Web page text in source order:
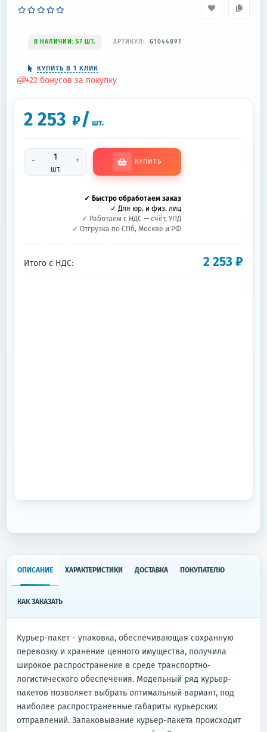
В НАЛИЧИИ: 57 ШТ. АРТИКУЛ: G1044891
КУПИТЬ В 1 КЛИК
+22 бонусов за покупку
2 253 ₽/ шт.
-
шт.
+ КУПИТЬ
✓ Быстро обработаем заказ
✓ Для юр. и физ. лиц
✓ Работаем с НДС — счёт, УПД
✓ Отгрузка по СПб, Москве и РФ
Итого с НДС: 2 253₽
ОПИСАНИЕ ХАРАКТЕРИСТИКИ ДОСТАВКА ПОКУПАТЕЛЮ
КАК ЗАКАЗАТЬ
Курьер-пакет - упаковка, обеспечивающая сохранную
перевозку и хранение ценного имущества, получила
широкое распространение в среде транспортно-
логистического обеспечения. Модельный ряд курьер-
пакетов позволяет выбрать оптимальный вариант, под
наиболее распространенные габариты курьерских
отправлений. Запаковывание курьер-пакета происходит